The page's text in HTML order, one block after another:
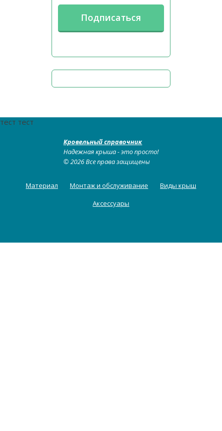
тест тест
Кровельный справочник
Надежная крыша - это просто!
© 2026 Все права защищены
Материал Монтаж и обслуживание
Виды крыш
Аксессуары